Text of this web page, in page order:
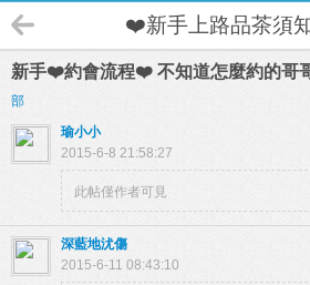
❤️新手上路品茶須
新手❤️約會流程❤️ 不知道怎麼約的哥
部
瑜小小
2015-6-8 21:58:27
此帖僅作者可見
深藍地沋傷
2015-6-11 08:43:10